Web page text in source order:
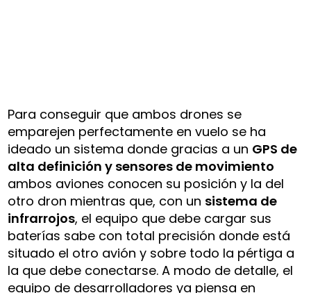
Para conseguir que ambos drones se
emparejen perfectamente en vuelo se ha
ideado un sistema donde gracias a un GPS de
alta definición y sensores de movimiento
ambos aviones conocen su posición y la del
otro dron mientras que, con un sistema de
infrarrojos, el equipo que debe cargar sus
baterías sabe con total precisión donde está
situado el otro avión y sobre todo la pértiga a
la que debe conectarse. A modo de detalle, el
equipo de desarrolladores ya piensa en